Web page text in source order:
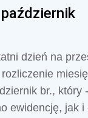
dzień na
br., który
ewidencję, jak i